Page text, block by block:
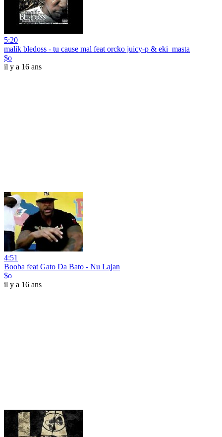
5:20
malik bledoss - tu cause mal feat orcko juicy-p & eki_masta
$o
il y a 16 ans
4:51
Booba feat Gato Da Bato - Nu Lajan
$o
il y a 16 ans